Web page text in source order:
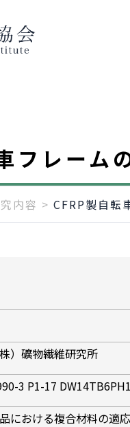
フレーム
内容 > CFRP製自転
）礦物繊維研究所
3 P1-17
における複合材料の適